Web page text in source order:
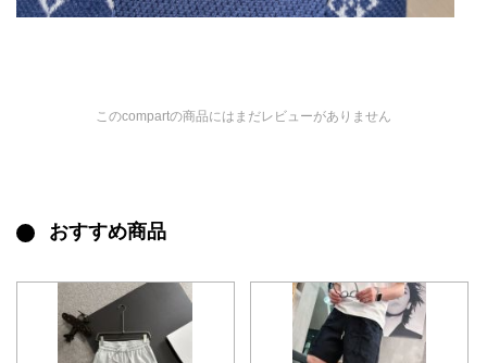
このcompartの商品にはまだレビューがありません
おすすめ商品